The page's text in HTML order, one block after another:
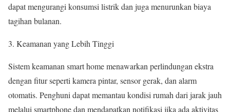
dapat mengurangi konsumsi listrik dan juga menurunkan biaya
tagihan bulanan.
Keamanan yang Lebih Tinggi
Sistem keamanan smart home menawarkan perlindungan ekstra
dengan fitur seperti kamera pintar, sensor gerak, dan alarm
otomatis. Penghuni dapat memantau kondisi rumah dari jarak jauh
melalui smartphone dan mendapatkan notifikasi jika ada aktivitas